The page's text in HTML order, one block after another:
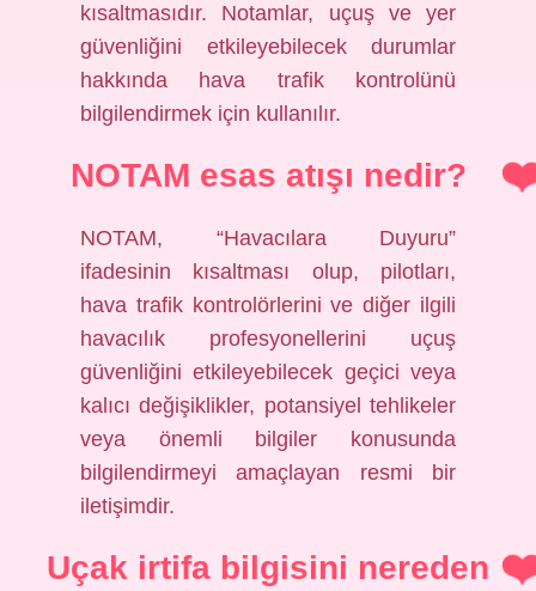
kısaltmasıdır. Notamlar, uçuş ve yer
güvenliğini etkileyebilecek durumlar
hakkında hava trafik kontrolünü
bilgilendirmek için kullanılır.
NOTAM esas atışı nedir?
NOTAM, “Havacılara Duyuru”
ifadesinin kısaltması olup, pilotları,
hava trafik kontrolörlerini ve diğer ilgili
havacılık profesyonellerini uçuş
güvenliğini etkileyebilecek geçici veya
kalıcı değişiklikler, potansiyel tehlikeler
veya önemli bilgiler konusunda
bilgilendirmeyi amaçlayan resmi bir
iletişimdir.
Uçak irtifa bilgisini nereden